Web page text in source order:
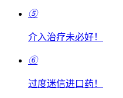
⑤
介入治疗未必好！
⑥
过度迷信进口药！